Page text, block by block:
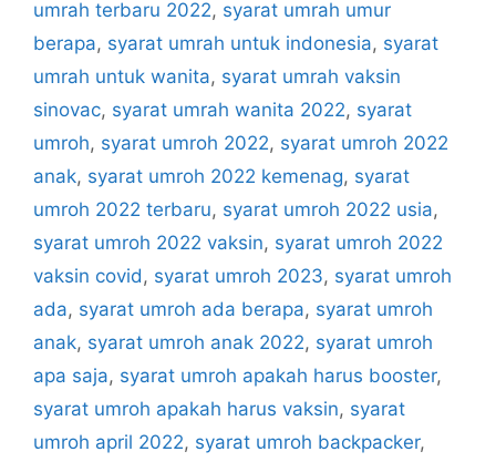
umrah terbaru 2022, syarat umrah umur
berapa, syarat umrah untuk indonesia, syarat
umrah untuk wanita, syarat umrah vaksin
sinovac, syarat umrah wanita 2022, syarat
umroh, syarat umroh 2022, syarat umroh 2022
anak, syarat umroh 2022 kemenag, syarat
umroh 2022 terbaru, syarat umroh 2022 usia,
syarat umroh 2022 vaksin, syarat umroh 2022
vaksin covid , syarat umroh 2023, syarat umroh
ada, syarat umroh ada berapa, syarat umroh
anak, syarat umroh anak 2022, syarat umroh
apa saja, syarat umroh apakah harus booster,
syarat umroh apakah harus vaksin, syarat
umroh april 2022, syarat umroh backpacker,